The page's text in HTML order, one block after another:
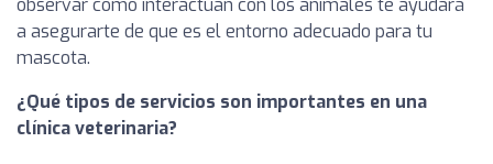
a asegurarte de que es el entorno adecuado para tu
mascota.
¿Qué tipos de servicios son importantes en una
clínica veterinaria?